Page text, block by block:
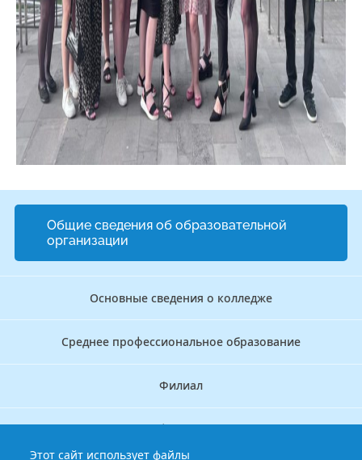
Общие сведения об образовательной
организации
Основные сведения о колледже
Среднее профессиональное образование
Филиал
Дополнительное профессиональное образование
Этот сайт использует файлы